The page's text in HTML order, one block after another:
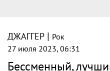
ДЖАГГЕР | Рок
27 июля 2023, 06:31
Бессменный,